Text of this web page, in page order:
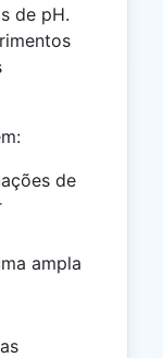
de pH.
de
ampla